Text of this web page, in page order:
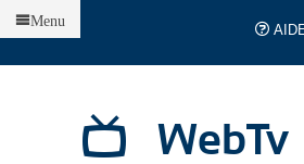
WebTv
Menu